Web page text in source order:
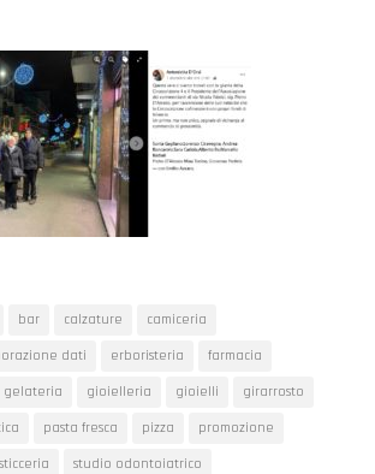
bar calzature
camiceria
dati
erboristeria
farmacia
gelateria gioielleria gioielli
girarrosto
pasta fresca pizza
promozione
studio odontoiatrico